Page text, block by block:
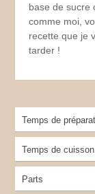
base de sucre
comme moi,
recette que je
tarder !
Temps de
Temps de cuisson
Parts